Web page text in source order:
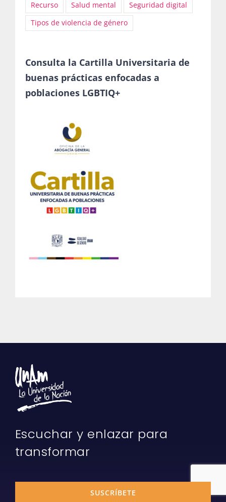
Recurso
Salud mental
Seguridad digital
Tipos de violencia de género
Consulta la Cartilla Universitaria de
buenas prácticas enfocadas a
poblaciones LGBTIQ+
Escuchar y enlazar para
transformar
SUSCRÍBETE